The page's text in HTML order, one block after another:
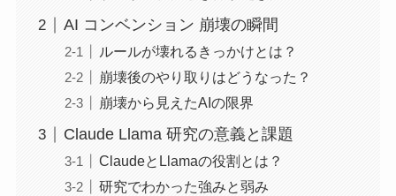
AI コンベンション 崩壊の瞬間
ルールが壊れるきっかけとは？
崩壊後のやり取りはどうなった？
崩壊から見えたAIの限界
Claude Llama 研究の意義と課題
ClaudeとLlamaの役割とは？
研究でわかった強みと弱み